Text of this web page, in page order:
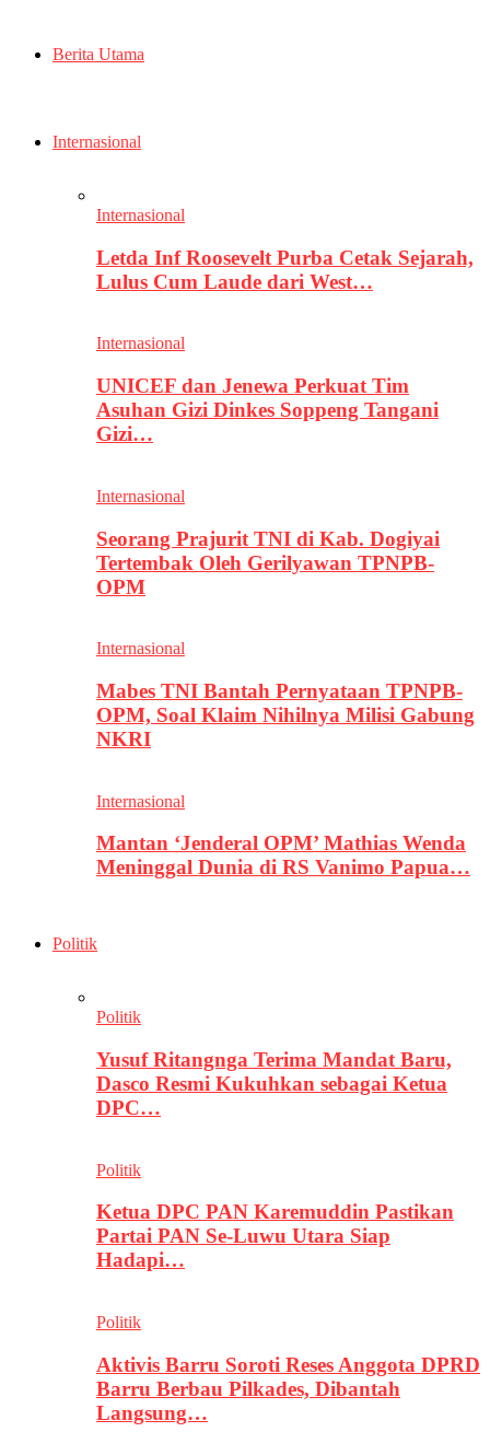
Berita Utama
Internasional
Internasional
Letda Inf Roosevelt Purba Cetak Sejarah,
Lulus Cum Laude dari West…
Internasional
UNICEF dan Jenewa Perkuat Tim
Asuhan Gizi Dinkes Soppeng Tangani
Gizi…
Internasional
Seorang Prajurit TNI di Kab. Dogiyai
Tertembak Oleh Gerilyawan TPNPB-
OPM
Internasional
Mabes TNI Bantah Pernyataan TPNPB-
OPM, Soal Klaim Nihilnya Milisi Gabung
NKRI
Internasional
Mantan ‘Jenderal OPM’ Mathias Wenda
Meninggal Dunia di RS Vanimo Papua…
Politik
Politik
Yusuf Ritangnga Terima Mandat Baru,
Dasco Resmi Kukuhkan sebagai Ketua
DPC…
Politik
Ketua DPC PAN Karemuddin Pastikan
Partai PAN Se-Luwu Utara Siap
Hadapi…
Politik
Aktivis Barru Soroti Reses Anggota DPRD
Barru Berbau Pilkades, Dibantah
Langsung…